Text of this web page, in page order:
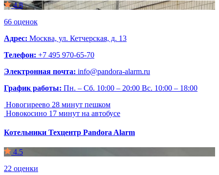
4.8
66 оценок
Адрес: Москва, ул. Кетчерская, д. 13
Телефон: +7 495 970-65-70
Электронная почта: info@pandora-alarm.ru
График работы: Пн. – Сб. 10:00 – 20:00 Вс. 10:00 – 18:00
Новогиреево 28 минут пешком
Новокосино 17 минут на автобусе
Котельники Техцентр Pandora Alarm
4.5
22 оценки